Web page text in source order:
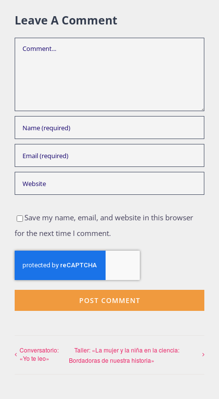
Leave A Comment
Comment
Save my name, email, and website in this browser
for the next time I comment.
Conversatorio:
«Yo te leo»
Taller: «La mujer y la niña en la ciencia:
Bordadoras de nuestra historia»